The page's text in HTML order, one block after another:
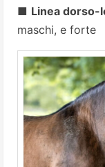
■ Linea dorso-
maschi, e forte